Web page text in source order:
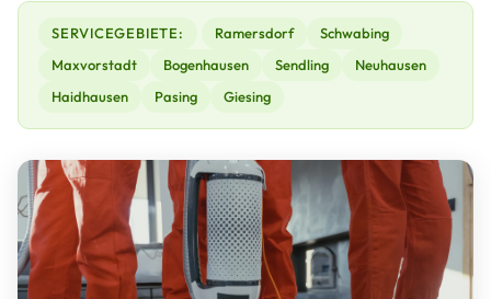
SERVICEGEBIETE: Ramersdorf
Schwabing
Maxvorstadt
Bogenhausen Sendling
Neuhausen
Haidhausen
Pasing Giesing